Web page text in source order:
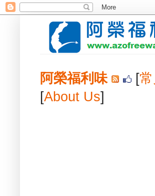
阿榮福利味 [
[About Us]